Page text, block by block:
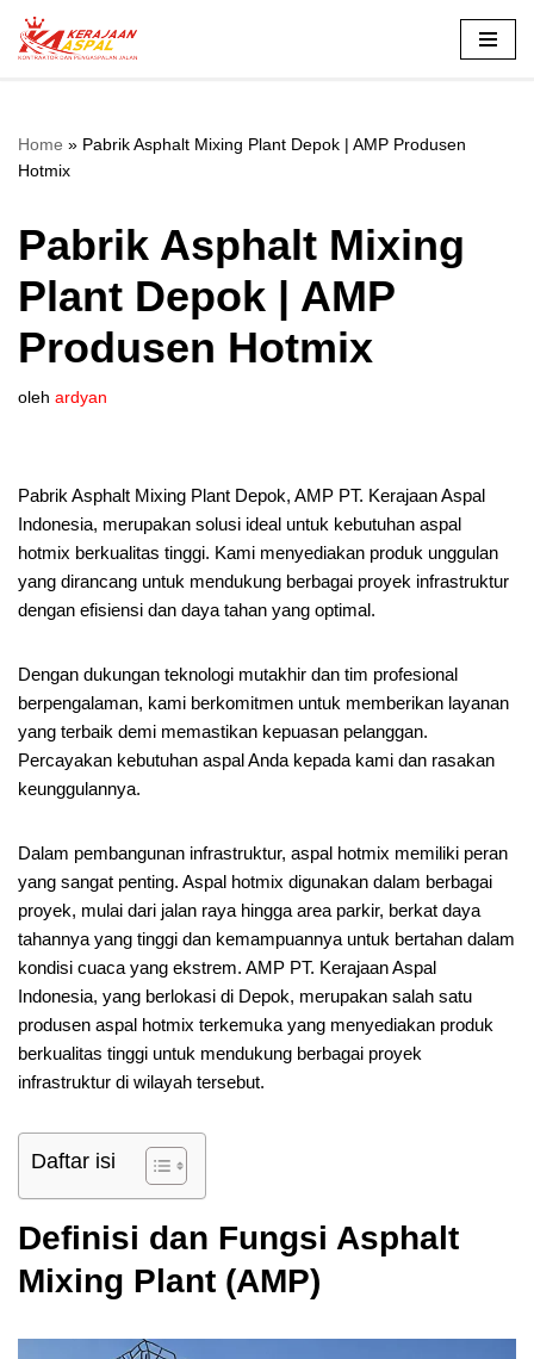
Lompat
Home » Pabrik Asphalt Mixing Plant Depok | AMP Produsen
Hotmix
Pabrik Asphalt Mixing
Plant Depok | AMP
Produsen Hotmix
oleh ardyan
Pabrik Asphalt Mixing Plant Depok, AMP PT. Kerajaan Aspal
Indonesia, merupakan solusi ideal untuk kebutuhan aspal
hotmix berkualitas tinggi. Kami menyediakan produk unggulan
yang dirancang untuk mendukung berbagai proyek infrastruktur
dengan efisiensi dan daya tahan yang optimal.
Dengan dukungan teknologi mutakhir dan tim profesional
berpengalaman, kami berkomitmen untuk memberikan layanan
yang terbaik demi memastikan kepuasan pelanggan.
Percayakan kebutuhan aspal Anda kepada kami dan rasakan
keunggulannya.
Dalam pembangunan infrastruktur, aspal hotmix memiliki peran
yang sangat penting. Aspal hotmix digunakan dalam berbagai
proyek, mulai dari jalan raya hingga area parkir, berkat daya
tahannya yang tinggi dan kemampuannya untuk bertahan dalam
kondisi cuaca yang ekstrem. AMP PT. Kerajaan Aspal
Indonesia, yang berlokasi di Depok, merupakan salah satu
produsen aspal hotmix terkemuka yang menyediakan produk
berkualitas tinggi untuk mendukung berbagai proyek
infrastruktur di wilayah tersebut.
Daftar isi
Definisi dan Fungsi Asphalt
Mixing Plant (AMP)